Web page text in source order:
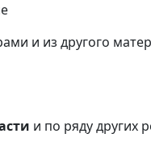
и из другого
и по ряду других